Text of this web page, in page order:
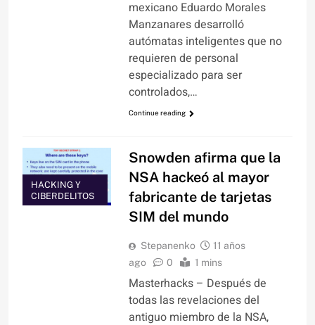
mexicano Eduardo Morales
Manzanares desarrolló
autómatas inteligentes que no
requieren de personal
especializado para ser
controlados,…
Continue reading
HACKING Y
CIBERDELITOS
Snowden afirma que la
NSA hackeó al mayor
fabricante de tarjetas
SIM del mundo
Stepanenko
11 años
ago
0 1 mins
Masterhacks – Después de
todas las revelaciones del
antiguo miembro de la NSA,